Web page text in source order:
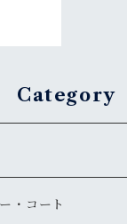
Category
・コート